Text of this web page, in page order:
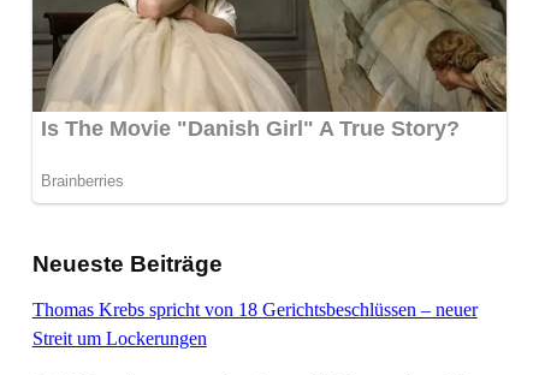
Neueste Beiträge
Thomas Krebs spricht von 18 Gerichtsbeschlüssen – neuer
Streit um Lockerungen